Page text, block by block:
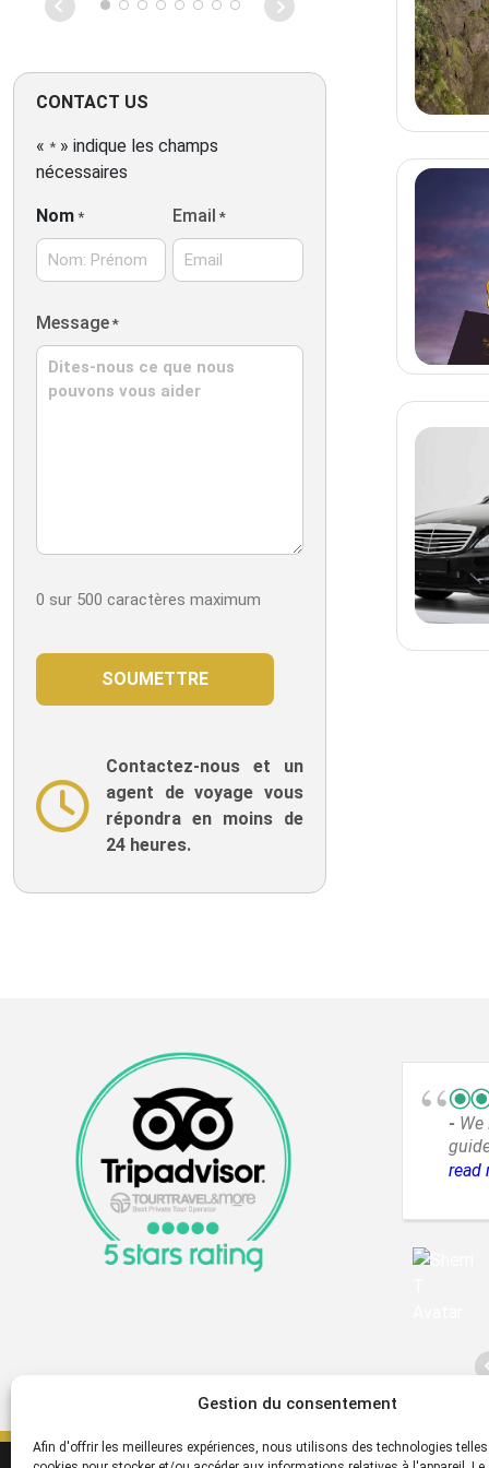
Gestion du consentement
Afin d'offrir les meilleures expériences, nous utilisons des technologies telles
wanted!
CONTACT US
« * » indique les champs
nécessaires
Nom *
Prénom
Email *
Message *
0 sur 500 caractères maximum
Contactez-nous et un
agent de voyage vous
répondra en moins de
24 heures.
read